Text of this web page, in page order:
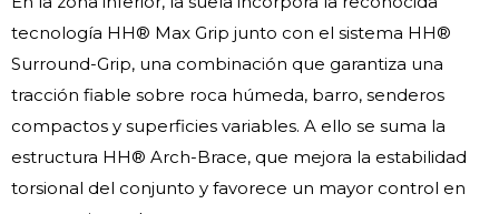
tecnología HH® Max Grip junto con el sistema HH®
Surround-Grip, una combinación que garantiza una
tracción fiable sobre roca húmeda, barro, senderos
compactos y superficies variables. A ello se suma la
estructura HH® Arch-Brace, que mejora la estabilidad
torsional del conjunto y favorece un mayor control en